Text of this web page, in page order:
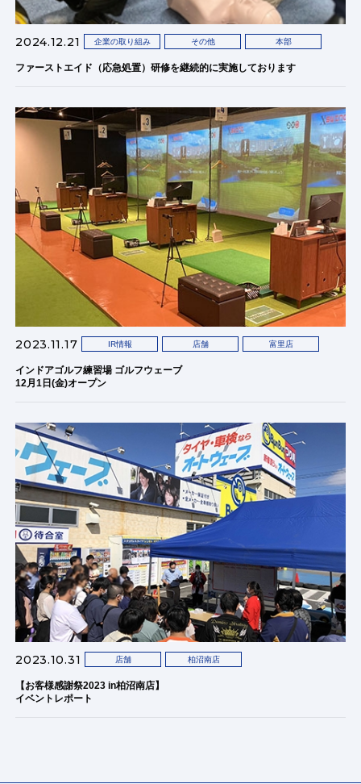
2024.12.21 企業の取り組み その他 本部
ファーストエイド（応急処置）研修を継続的に実施しております
2023.11.17 IR情報 店舗 富里店
インドアゴルフ練習場 ゴルフウェーブ
12月1日(金)オープン
2023.10.31 店舗 柏沼南店
【お客様感謝祭2023 in柏沼南店】
イベントレポート